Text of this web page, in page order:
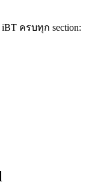
ครบทุก section: